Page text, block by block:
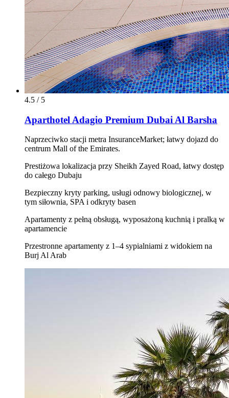
4.5 / 5
Aparthotel Adagio Premium Dubai Al Barsha
Naprzeciwko stacji metra InsuranceMarket; łatwy dojazd do
centrum Mall of the Emirates.
Prestiżowa lokalizacja przy Sheikh Zayed Road, łatwy dostęp
do całego Dubaju
Bezpieczny kryty parking, usługi odnowy biologicznej, w
tym siłownia, SPA i odkryty basen
Apartamenty z pełną obsługą, wyposażoną kuchnią i pralką w
apartamencie
Przestronne apartamenty z 1–4 sypialniami z widokiem na
Burj Al Arab